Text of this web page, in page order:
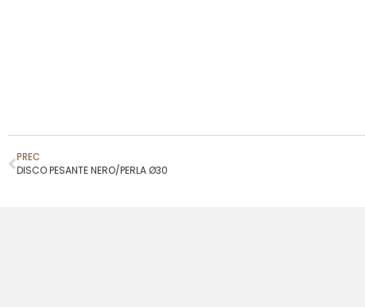
PREC
DISCO PESANTE NERO/PERLA Ø30